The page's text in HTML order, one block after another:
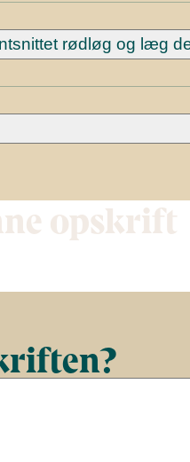
rødløg og læg
opskrift